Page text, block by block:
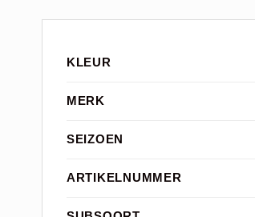
KLEUR
MERK
SEIZOEN
ARTIKELNUMMER